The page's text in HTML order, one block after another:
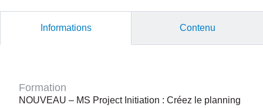
Informations Contenu
Formation
NOUVEAU – MS Project Initiation : Créez le planning